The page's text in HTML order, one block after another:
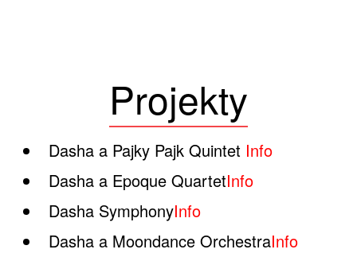
Projekty
Dasha a Pajky Pajk Quintet Info
Dasha a Epoque QuartetInfo
Dasha SymphonyInfo
Dasha a Moondance OrchestraInfo